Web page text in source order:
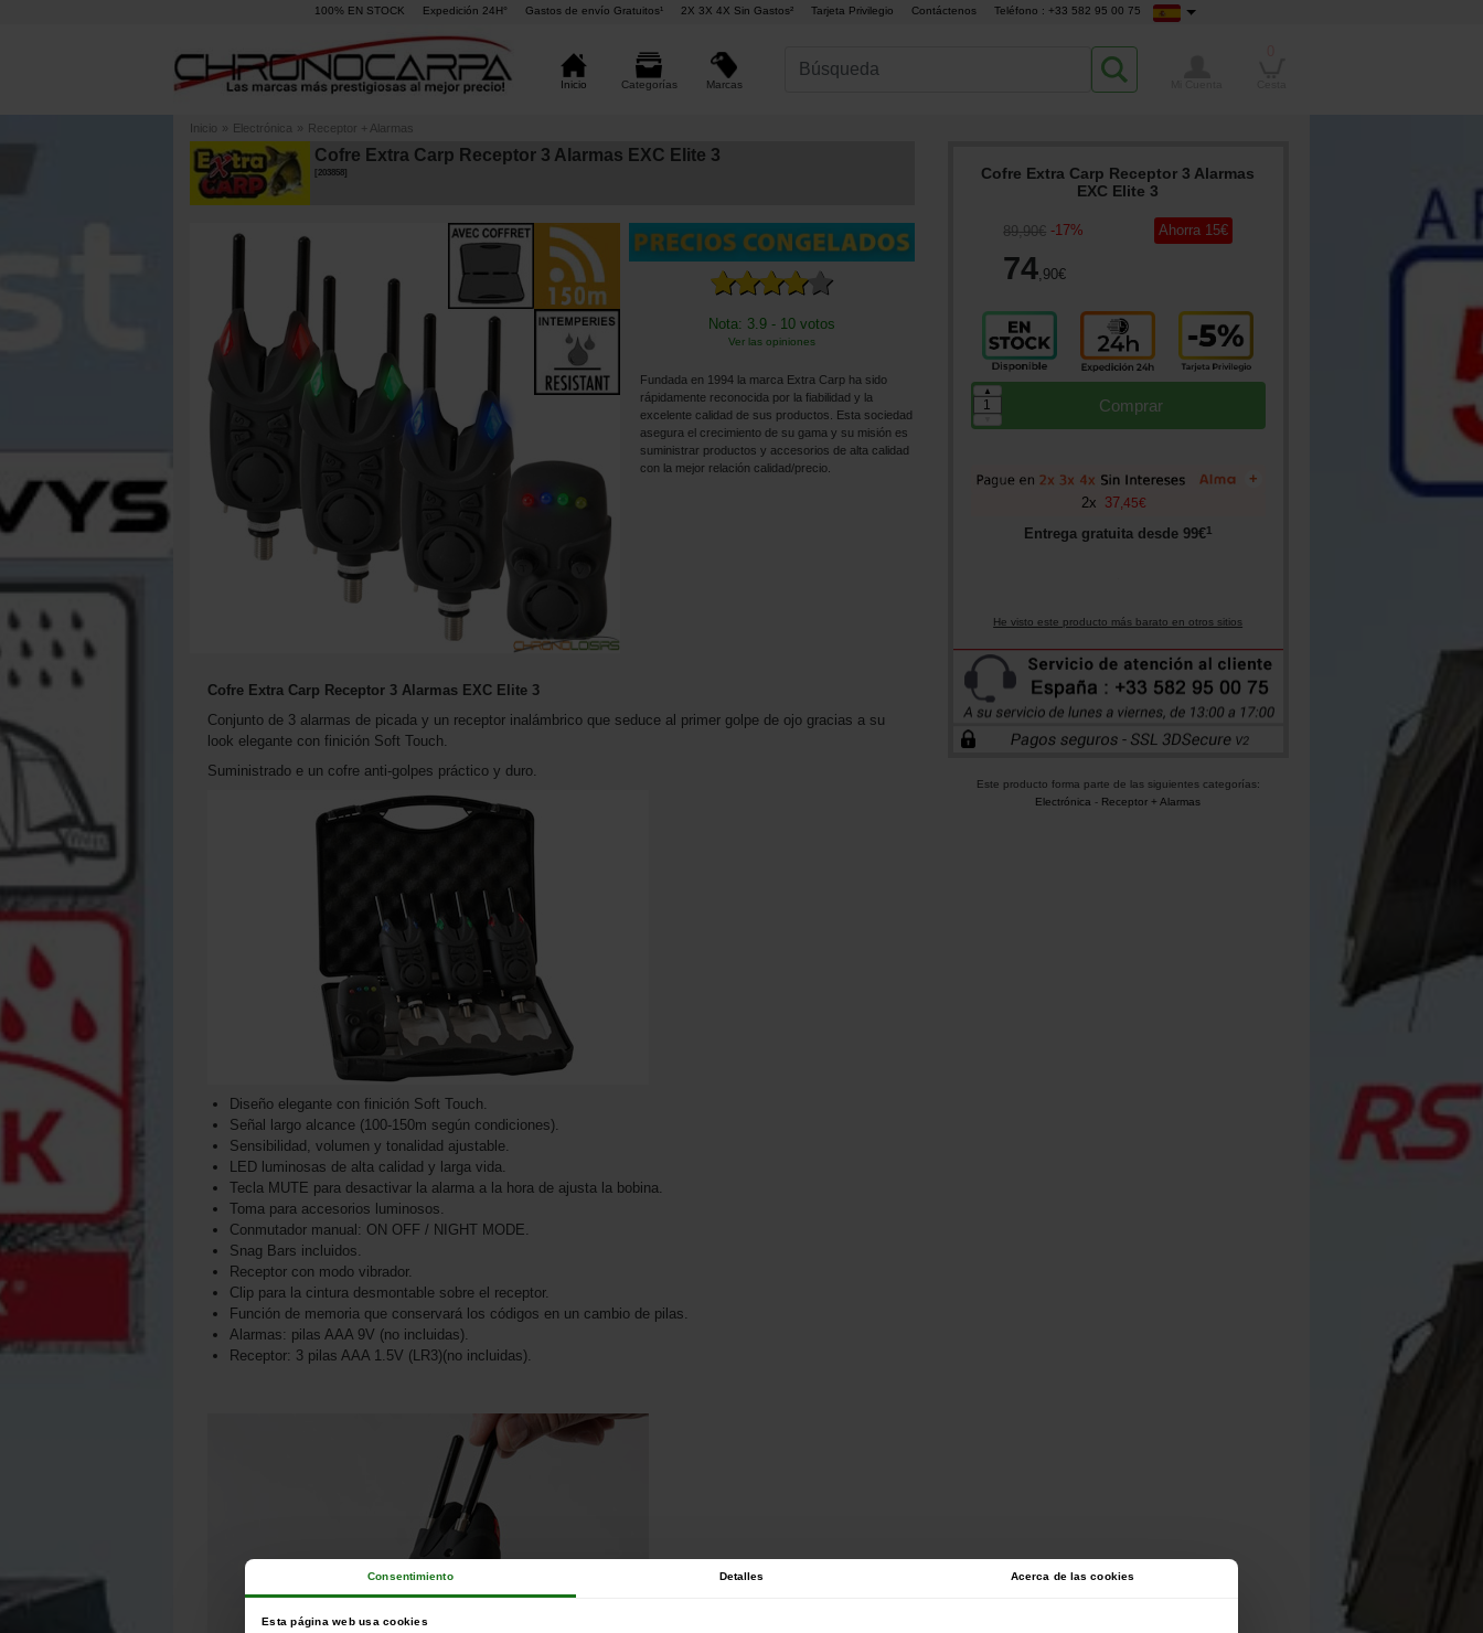
Consentimiento Detalles Acerca de las cookies
Esta página web usa cookies
100% EN STOCK Expedición 24H° Gastos de envío Gratuitos¹ 2X 3X 4X Sin Gastos² Tarjeta Privilegio Contáctenos Teléfono : +33 582 95 00 75
Inicio Categorías Marcas
Inicio » Electrónica » Receptor + Alarmas
Cofre Extra Carp Receptor 3 Alarmas EXC Elite 3
203858]
Nota: 3.9 - 10 votos
Ver las opiniones
Fundada en 1994 la marca Extra Carp ha sido
rápidamente reconocida por la fiabilidad y la
excelente calidad de sus productos. Esta sociedad
asegura el crecimiento de su gama y su misión es
suministrar productos y accesorios de alta calidad
con la mejor relación calidad/precio.
Cofre Extra Carp Receptor 3 Alarmas
EXC Elite 3
89,90€ -17%
74,90€
Ahorra 15€
Comprar
▲
+
2x 37 ,45€
Entrega gratuita desde 99€1
He visto este producto más barato en otros sitios
Este producto forma parte de las siguientes categorías:
Electrónica - Receptor + Alarmas
Cofre Extra Carp Receptor 3 Alarmas EXC Elite 3
Conjunto de 3 alarmas de picada y un receptor inalámbrico que seduce al primer golpe de ojo gracias a su
look elegante con finición Soft Touch.
Suministrado e un cofre anti-golpes práctico y duro.
Diseño elegante con finición Soft Touch.
Señal largo alcance (100-150m según condiciones).
Sensibilidad, volumen y tonalidad ajustable.
LED luminosas de alta calidad y larga vida.
Tecla MUTE para desactivar la alarma a la hora de ajusta la bobina.
Toma para accesorios luminosos.
Conmutador manual: ON OFF / NIGHT MODE.
Snag Bars incluidos.
Receptor con modo vibrador.
Clip para la cintura desmontable sobre el receptor.
Función de memoria que conservará los códigos en un cambio de pilas.
Alarmas: pilas AAA 9V (no incluidas).
Receptor: 3 pilas AAA 1.5V (LR3)(no incluidas).